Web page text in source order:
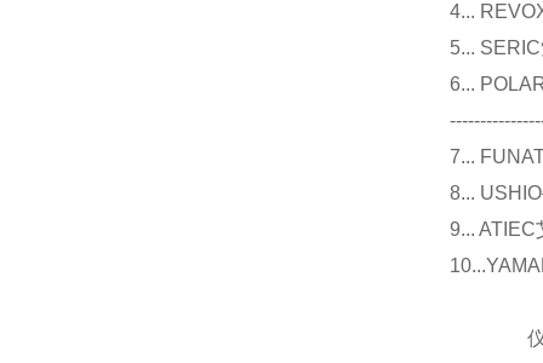
4...
5...
6...
7...
8...
9...
仪器